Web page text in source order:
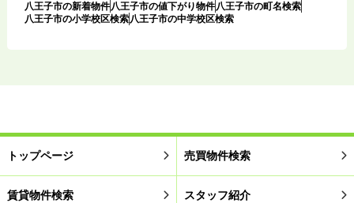
八王子市の新着物件 八王子市の値下がり物件 八王子市の町名検索
八王子市の小学校区検索 八王子市の中学校区検索
トップページ 売買物件検索
賃貸物件検索 スタッフ紹介